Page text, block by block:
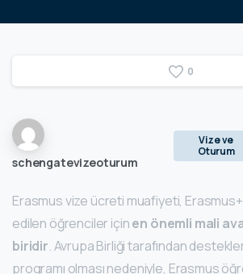
0
schengatevizeoturum
Vize ve
Oturum
Erasmus vize ücreti muafiyeti,
edilen öğrenciler içinen önemli mali
biridir. Avrupa Birliği tarafından
programı olması nedeniyle, Erasmus